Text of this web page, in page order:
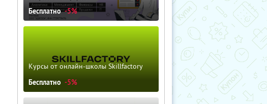
Бесплатно -5%
Курсы от онлайн-школы Skillfactory
Бесплатно -5%